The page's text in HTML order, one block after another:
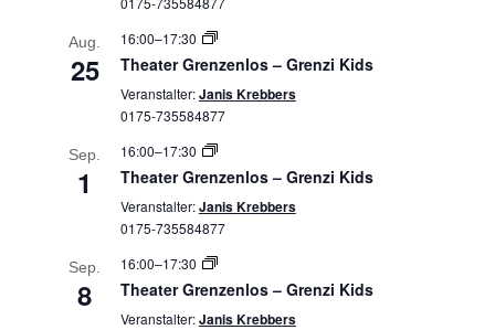
Aug.
25
16:00–17:30
Theater Grenzenlos – Grenzi Kids
Veranstalter:Janis Krebbers
0175-735584877
Sep.
1
16:00–17:30
Theater Grenzenlos – Grenzi Kids
Veranstalter:Janis Krebbers
0175-735584877
Sep.
8
16:00–17:30
Theater Grenzenlos – Grenzi Kids
Veranstalter:Janis Krebbers